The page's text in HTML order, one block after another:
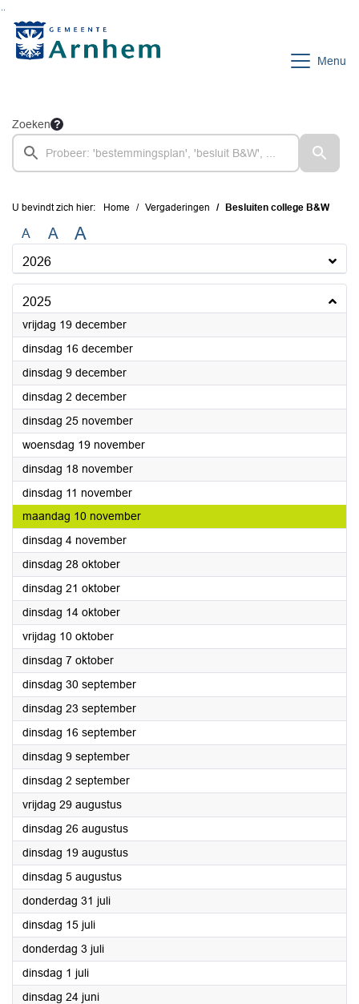
Menu
Zoeken
U bevindt zich hier: Home Vergaderingen Besluiten college B&W
A A A
2026
2025
vrijdag 19 december2025
dinsdag 16 december2025
dinsdag 9 december2025
dinsdag 2 december2025
dinsdag 25 november2025
woensdag 19 november2025
dinsdag 18 november2025
dinsdag 11 november2025
maandag 10 november2025
dinsdag 4 november2025
dinsdag 28 oktober2025
dinsdag 21 oktober2025
dinsdag 14 oktober2025
vrijdag 10 oktober2025
dinsdag 7 oktober2025
dinsdag 30 september2025
dinsdag 23 september2025
dinsdag 16 september2025
dinsdag 9 september2025
dinsdag 2 september2025
vrijdag 29 augustus2025
dinsdag 26 augustus2025
dinsdag 19 augustus2025
dinsdag 5 augustus2025
donderdag 31 juli2025
dinsdag 15 juli2025
donderdag 3 juli2025
dinsdag 1 juli2025
dinsdag 24 juni2025